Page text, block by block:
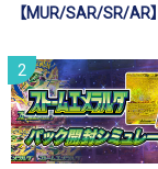
【MUR/SAR/SR/AR】